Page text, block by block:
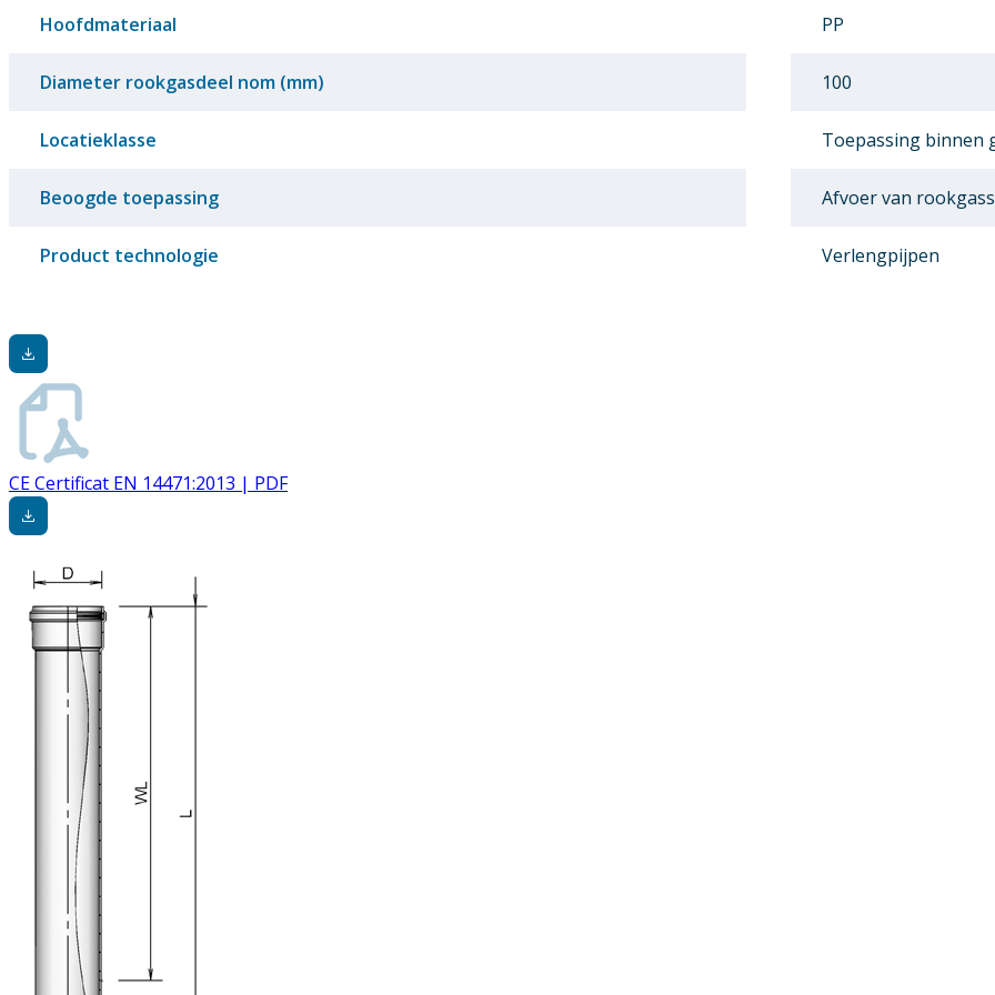
Hoofdmateriaal PP
Diameter rookgasdeel nom (mm) 100
Locatieklasse Toepassing binnen
Beoogde toepassing Afvoer van
Product technologie Verlengpijpen
CE Certificat EN 14471:2013 | PDF